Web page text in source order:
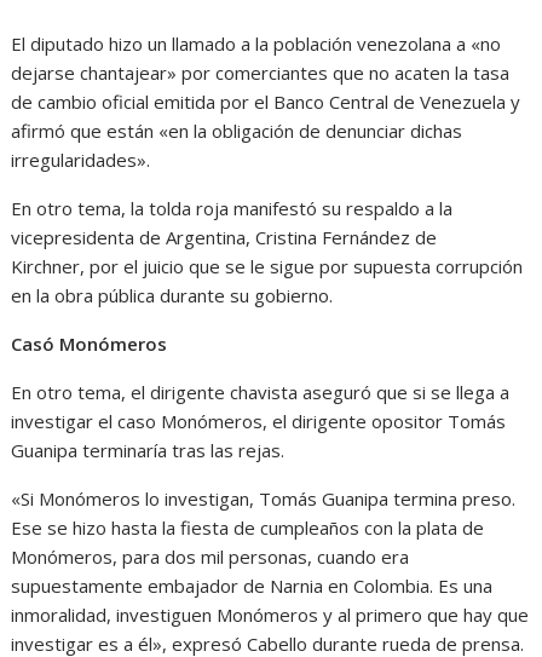
El diputado hizo un llamado a la población venezolana a «no
dejarse chantajear» por comerciantes que no acaten la tasa
de cambio oficial emitida por el Banco Central de Venezuela y
afirmó que están «en la obligación de denunciar dichas
irregularidades».
En otro tema, la tolda roja manifestó su respaldo a la
vicepresidenta de Argentina, Cristina Fernández de
Kirchner, por el juicio que se le sigue por supuesta corrupción
en la obra pública durante su gobierno.
Casó Monómeros
En otro tema, el dirigente chavista aseguró que si se llega a
investigar el caso Monómeros, el dirigente opositor Tomás
Guanipa terminaría tras las rejas.
«Si Monómeros lo investigan, Tomás Guanipa termina preso.
Ese se hizo hasta la fiesta de cumpleaños con la plata de
Monómeros, para dos mil personas, cuando era
supuestamente embajador de Narnia en Colombia. Es una
inmoralidad, investiguen Monómeros y al primero que hay que
investigar es a él», expresó Cabello durante rueda de prensa.